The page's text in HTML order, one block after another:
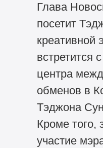
Глава
посетит
креативной
встретится
центра
обменов в
Тэджона
Кроме того,
участие